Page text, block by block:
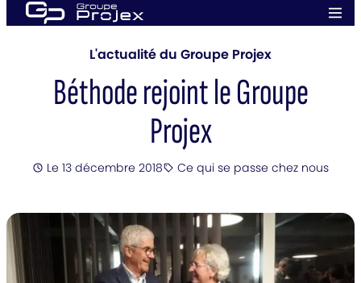
Aller
au
L'actualité du Groupe Projex
Béthode rejoint le Groupe
Projex
Posté
Le 13 décembre 2018Catégorie
Ce qui se passe chez nous